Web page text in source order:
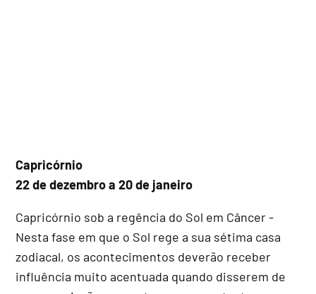
Capricórnio
22 de dezembro a 20 de janeiro
Capricórnio sob a regência do Sol em Câncer -
Nesta fase em que o Sol rege a sua sétima casa
zodiacal, os acontecimentos deverão receber
influência muito acentuada quando disserem de